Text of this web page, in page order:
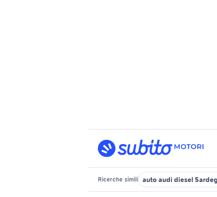
Ricerche simili auto audi diesel